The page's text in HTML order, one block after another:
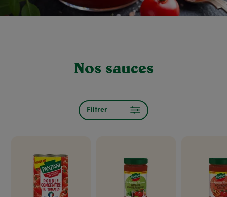
Nos sauces
Filtrer